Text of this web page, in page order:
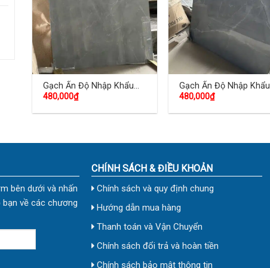
Gạch Ấn Độ Nhập Khẩu
100×100 (cm) TDVH-01
480,000₫
Gạch Ấn Độ Nhập Khẩu
100×100 (cm) TDVH-02
480,000₫
bên dưới và nhấn
về các chương
CHÍNH SÁCH & ĐIỀU KHOẢN
Chính sách và quy định chung
Hướng dẫn mua hàng
Thanh toán và Vận Chuyển
Chính sách đổi trả và hoàn tiền
Chính sách bảo mật thông tin